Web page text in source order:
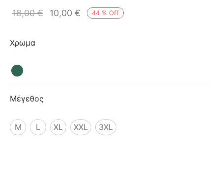
44 % Off
18,00€ 10,00 €
Χρωμα
Μέγεθος
M L XL XXL 3XL